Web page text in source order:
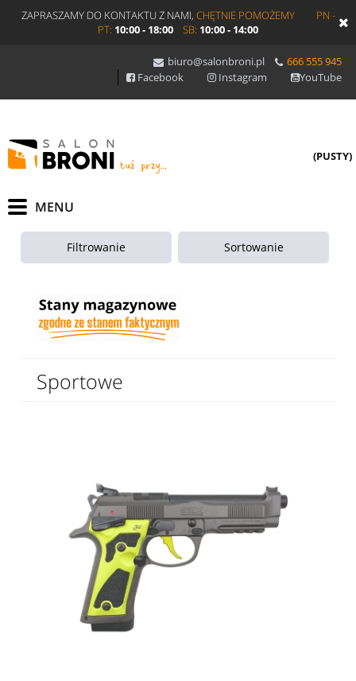
ZAPRASZAMY DO KONTAKTU Z NAMI, CHĘTNIE POMOŻEMY
PN -
PT: 10:00 - 18:00 SB: 10:00 - 14:00
biuro@salonbroni.pl
666 555 945
Facebook
Instagram YouTube
(PUSTY)
Filtrowanie Sortowanie
Sportowe